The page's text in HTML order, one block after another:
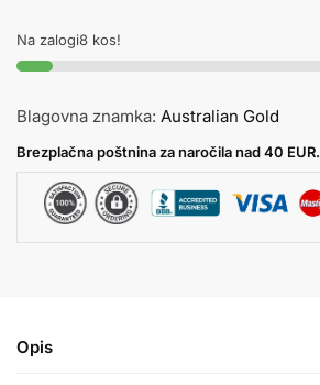
Na zalogi8 kos!
Blagovna znamka: Australian Gold
Brezplačna poštnina za naročila nad 40 EUR.
Opis